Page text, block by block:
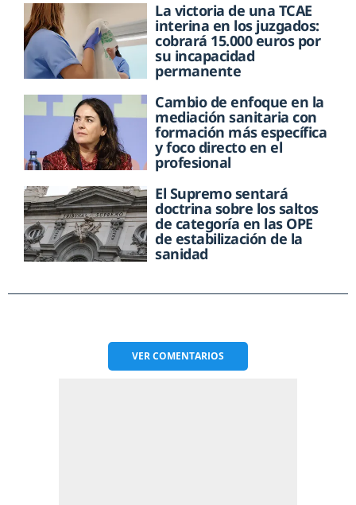
La victoria de una TCAE
interina en los juzgados:
cobrará 15.000 euros por
su incapacidad
permanente
Cambio de enfoque en la
mediación sanitaria con
formación más específica
y foco directo en el
profesional
El Supremo sentará
doctrina sobre los saltos
de categoría en las OPE
de estabilización de la
sanidad
VERCOMENTARIOS